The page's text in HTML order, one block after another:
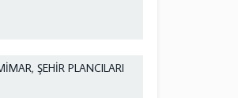
ŞEHİR PLANCILARI